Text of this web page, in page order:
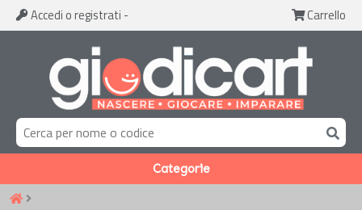
Accedi o registrati - Carrello
Categorie